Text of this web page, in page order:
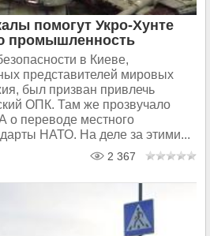
помогут Укро-Хунте
промышленность
в Киеве,
представителей мировых
был призван привлечь
ОПК. Там же прозвучало
о переводе местного
НАТО. На деле за этими...
2 367